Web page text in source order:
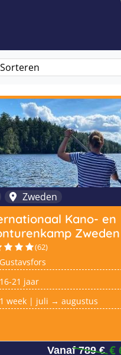
Zweden
Kano- en
Zweden
(62)
Gustavsfors
16-21 jaar
1 week | juli → augustus
Vanaf 789 € €